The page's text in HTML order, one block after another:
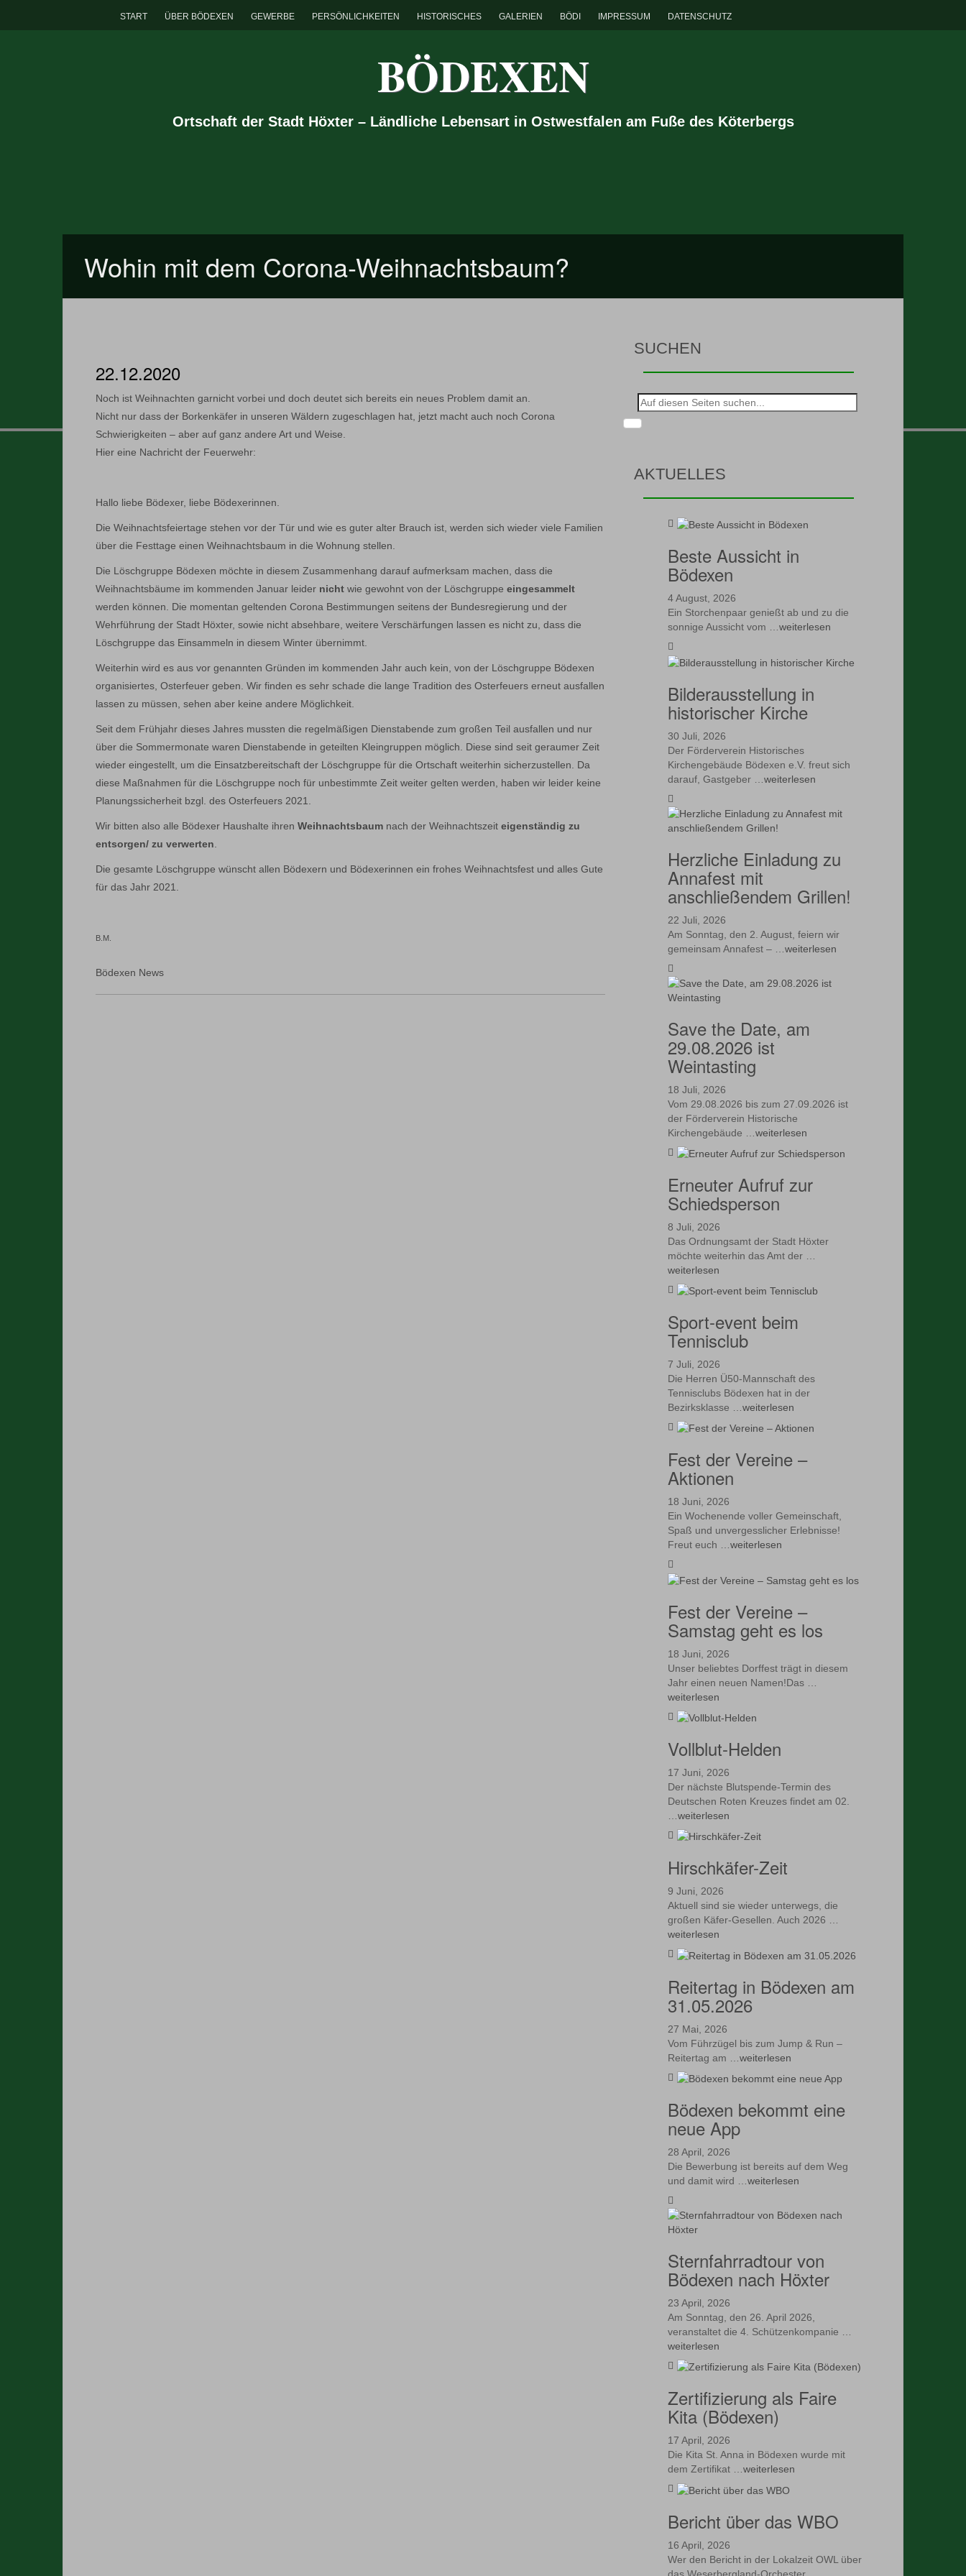
START ÜBER BÖDEXEN GEWERBE PERSÖNLICHKEITEN HISTORISCHES GALERIEN BÖDI IMPRESSUM DATENSCHUTZ
BÖDEXEN
Ortschaft der Stadt Höxter – Ländliche Lebensart in Ostwestfalen am Fuße des Köterbergs
Wohin mit dem Corona-Weihnachtsbaum?
22.12.2020
Noch ist Weihnachten garnicht vorbei und doch deutet sich bereits ein neues Problem damit an.
Nicht nur dass der Borkenkäfer in unseren Wäldern zugeschlagen hat, jetzt macht auch noch Corona
Schwierigkeiten – aber auf ganz andere Art und Weise.
Hier eine Nachricht der Feuerwehr:
Hallo liebe Bödexer, liebe Bödexerinnen.
Die Weihnachtsfeiertage stehen vor der Tür und wie es guter alter Brauch ist, werden sich wieder viele Familien
über die Festtage einen Weihnachtsbaum in die Wohnung stellen.
Die Löschgruppe Bödexen möchte in diesem Zusammenhang darauf aufmerksam machen, dass die
Weihnachtsbäume im kommenden Januar leider nicht wie gewohnt von der Löschgruppe eingesammelt
werden können. Die momentan geltenden Corona Bestimmungen seitens der Bundesregierung und der
Wehrführung der Stadt Höxter, sowie nicht absehbare, weitere Verschärfungen lassen es nicht zu, dass die
Löschgruppe das Einsammeln in diesem Winter übernimmt.
Weiterhin wird es aus vor genannten Gründen im kommenden Jahr auch kein, von der Löschgruppe Bödexen
organisiertes, Osterfeuer geben. Wir finden es sehr schade die lange Tradition des Osterfeuers erneut ausfallen
lassen zu müssen, sehen aber keine andere Möglichkeit.
Seit dem Frühjahr dieses Jahres mussten die regelmäßigen Dienstabende zum großen Teil ausfallen und nur
über die Sommermonate waren Dienstabende in geteilten Kleingruppen möglich. Diese sind seit geraumer Zeit
wieder eingestellt, um die Einsatzbereitschaft der Löschgruppe für die Ortschaft weiterhin sicherzustellen. Da
diese Maßnahmen für die Löschgruppe noch für unbestimmte Zeit weiter gelten werden, haben wir leider keine
Planungssicherheit bzgl. des Osterfeuers 2021.
Wir bitten also alle Bödexer Haushalte ihren Weihnachtsbaum nach der Weihnachtszeit eigenständig zu
entsorgen/ zu verwerten
Die gesamte Löschgruppe wünscht allen Bödexern und Bödexerinnen ein frohes Weihnachtsfest und alles Gute
für das Jahr 2021.
B.M.
Bödexen News
SUCHEN
Suche
nach:
AKTUELLES
Beste Aussicht in
Bödexen
4 August, 2026
Ein Storchenpaar genießt ab und zu die
sonnige Aussicht vom …weiterlesen
Bilderausstellung in
historischer Kirche
30 Juli, 2026
Der Förderverein Historisches
Kirchengebäude Bödexen e.V. freut sich
darauf, Gastgeber … weiterlesen
Herzliche Einladung zu
Annafest mit
anschließendem Grillen!
22 Juli, 2026
Am Sonntag, den 2. August, feiern wir
gemeinsam Annafest – … weiterlesen
Save the Date, am
29.08.2026 ist
Weintasting
18 Juli, 2026
Vom 29.08.2026 bis zum 27.09.2026 ist
der Förderverein Historische
Kirchengebäude … weiterlesen
Erneuter Aufruf zur
Schiedsperson
8 Juli, 2026
Das Ordnungsamt der Stadt Höxter
möchte weiterhin das Amt der …
weiterlesen
Sport-event beim
Tennisclub
7 Juli, 2026
Die Herren Ü50-Mannschaft des
Tennisclubs Bödexen hat in der
Bezirksklasse … weiterlesen
Fest der Vereine –
Aktionen
18 Juni, 2026
Ein Wochenende voller Gemeinschaft,
Spaß und unvergesslicher Erlebnisse!
Freut euch …weiterlesen
Fest der Vereine –
Samstag geht es los
18 Juni, 2026
Unser beliebtes Dorffest trägt in diesem
Jahr einen neuen Namen!Das …
weiterlesen
Vollblut-Helden
17 Juni, 2026
Der nächste Blutspende-Termin des
Deutschen Roten Kreuzes findet am 02.
weiterlesen
Hirschkäfer-Zeit
9 Juni, 2026
Aktuell sind sie wieder unterwegs, die
großen Käfer-Gesellen. Auch 2026 …
weiterlesen
Reitertag in Bödexen am
31.05.2026
27 Mai, 2026
Vom Führzügel bis zum Jump & Run –
Reitertag am … weiterlesen
Bödexen bekommt eine
neue App
28 April, 2026
Die Bewerbung ist bereits auf dem Weg
und damit wird … weiterlesen
Sternfahrradtour von
Bödexen nach Höxter
23 April, 2026
Am Sonntag, den 26. April 2026,
veranstaltet die 4. Schützenkompanie …
weiterlesen
Zertifizierung als Faire
Kita (Bödexen)
17 April, 2026
Die Kita St. Anna in Bödexen wurde mit
dem Zertifikat …weiterlesen
Bericht über das WBO
16 April, 2026
Wer den Bericht in der Lokalzeit OWL über
das Weserbergland-Orchester …